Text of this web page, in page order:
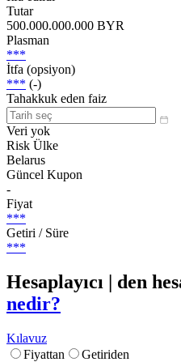
Tutar
500.000.000.000 BYR
Plasman
***
İtfa (opsiyon)
*** (-)
Tahakkuk eden faiz
Veri yok
Risk Ülke
Belarus
Güncel Kupon
-
Fiyat
***
Getiri / Süre
***
Hesaplayıcı | den
nedir?
Kılavuz
Fiyattan
Getiriden